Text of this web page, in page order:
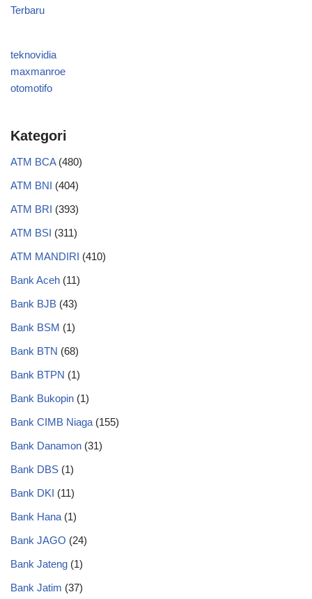
Terbaru
teknovidia
maxmanroe
otomotifo
Kategori
ATM BCA(480)
ATM BNI (404)
ATM BRI (393)
ATM BSI (311)
ATM MANDIRI (410)
Bank Aceh (11)
Bank BJB (43)
Bank BSM (1)
Bank BTN (68)
Bank BTPN (1)
Bank Bukopin (1)
Bank CIMB Niaga (155)
Bank Danamon (31)
Bank DBS (1)
Bank DKI (11)
Bank Hana (1)
Bank JAGO (24)
Bank Jateng (1)
Bank Jatim (37)